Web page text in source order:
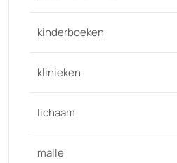
kinderboeken
klinieken
lichaam
malle